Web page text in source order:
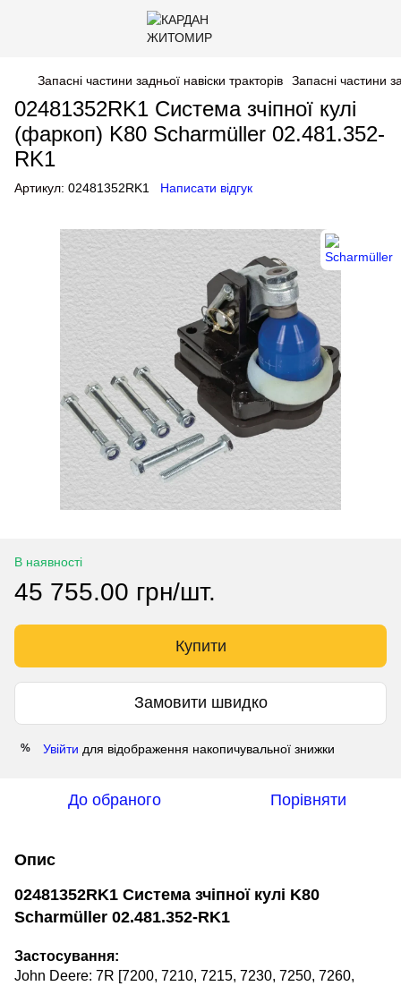
Запасні частини задньої навіски тракторів Запасні частини
02481352RK1 Система зчіпної кулі
(фаркоп) K80 Scharmüller 02.481.352-
RK1
Артикул: 02481352RK1 Написати відгук
В наявності
45 755.00 грн/шт.
Купити
Замовити швидко
% Увійти для відображення накопичувальної знижки
До обраного Порівняти
Опис
02481352RK1 Система зчіпної кулі K80
Scharmüller 02.481.352-RK1
Застосування:
John Deere: 7R [7200, 7210, 7215, 7230, 7250, 7260,